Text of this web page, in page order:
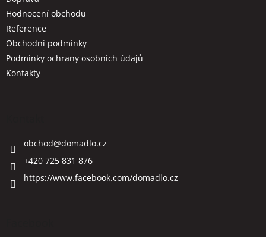
Hodnocení obchodu
Reference
Obchodní podmínky
Podmínky ochrany osobních údajů
Kontakty
obchod@domadlo.cz
+420 725 831 876
https://www.facebook.com/domadlo.cz